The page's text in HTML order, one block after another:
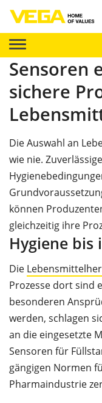
Sensoren
sichere
Die Auswahl an
wie nie.
können
gleichzeitig ihre
Hygiene bis
Die
Prozesse dort sind
besonderen
werden, schlagen
an die eingesetzte
Sensoren für
gängigen Normen
Pharmaindustrie